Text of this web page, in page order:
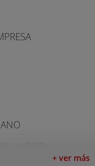
+ ver más